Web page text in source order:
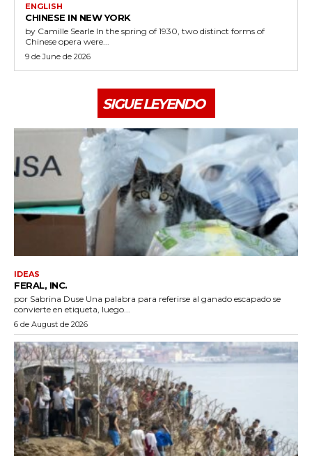
ENGLISH
CHINESE IN NEW YORK
by Camille Searle In the spring of 1930, two distinct forms of
Chinese opera were...
9 de June de 2026
SIGUE LEYENDO
IDEAS
FERAL, INC.
por Sabrina Duse Una palabra para referirse al ganado escapado se
convierte en etiqueta, luego...
6 de August de 2026